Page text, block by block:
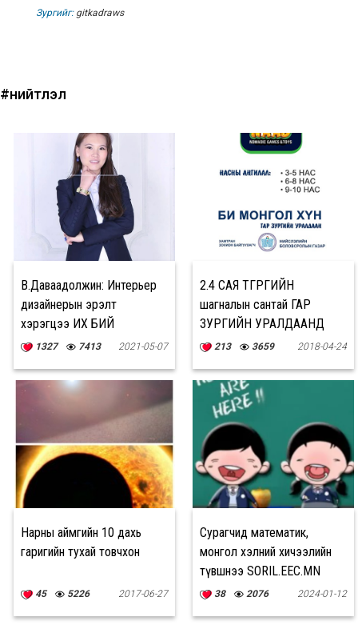
Зургийг:gitkadraws
#нийтлэл
В.Даваадолжин: Интерьер
дизайнерын эрэлт
хэрэгцээ ИХ БИЙ
1327 7413 2021-05-07
2.4 САЯ ТӨГРӨГИЙН
шагналын сантай ГАР
ЗУРГИЙН УРАЛДААНД
оролцоорой
213 3659 2018-04-24
Нарны аймгийн 10 дахь
гаригийн тухай товчхон
45 5226 2017-06-27
Сурагчид математик,
монгол хэлний хичээлийн
түвшнээ SORIL.EEC.MN
сайтаар шалгах боломжтой
38 2076 2024-01-12